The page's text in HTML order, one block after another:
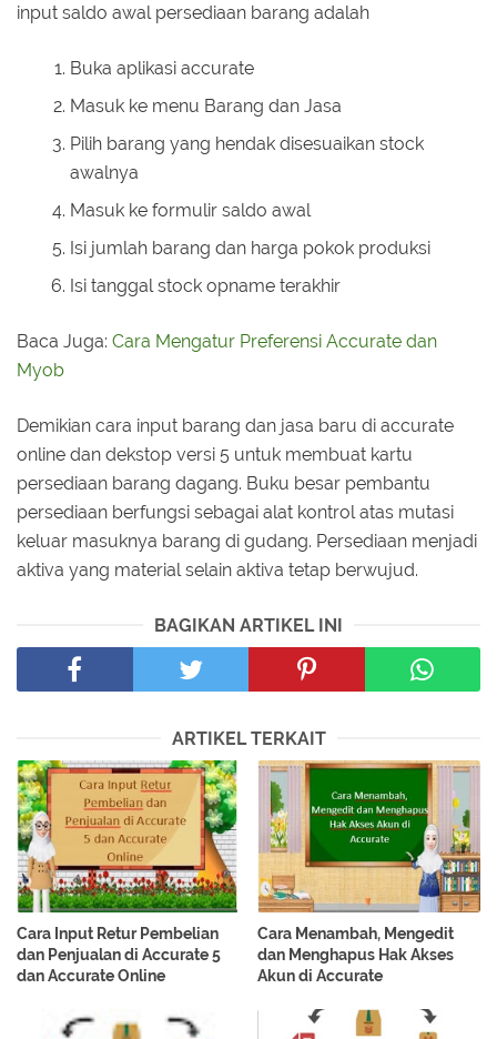
input saldo awal persediaan barang adalah
Buka aplikasi accurate
Masuk ke menu Barang dan Jasa
Pilih barang yang hendak disesuaikan stock
awalnya
Masuk ke formulir saldo awal
Isi jumlah barang dan harga pokok produksi
Isi tanggal stock opname terakhir
Baca Juga: Cara Mengatur Preferensi Accurate dan
Myob
Demikian cara input barang dan jasa baru di accurate
online dan dekstop versi 5 untuk membuat kartu
persediaan barang dagang. Buku besar pembantu
persediaan berfungsi sebagai alat kontrol atas mutasi
keluar masuknya barang di gudang. Persediaan menjadi
aktiva yang material selain aktiva tetap berwujud.
BAGIKAN ARTIKEL INI
ARTIKEL TERKAIT
Cara Input Retur Pembelian
dan Penjualan di Accurate 5
dan Accurate Online
Cara Menambah, Mengedit
dan Menghapus Hak Akses
Akun di Accurate